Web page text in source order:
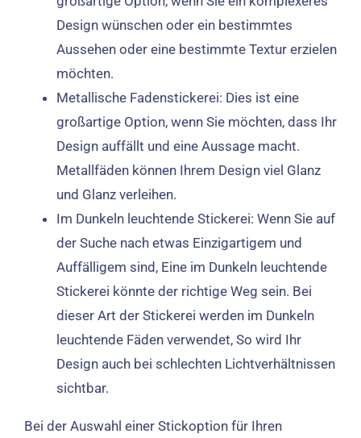
Design wünschen oder ein bestimmtes
Aussehen oder eine bestimmte Textur erzielen
möchten.
Metallische Fadenstickerei: Dies ist eine
großartige Option, wenn Sie möchten, dass Ihr
Design auffällt und eine Aussage macht.
Metallfäden können Ihrem Design viel Glanz
und Glanz verleihen.
Im Dunkeln leuchtende Stickerei: Wenn Sie auf
der Suche nach etwas Einzigartigem und
Auffälligem sind, Eine im Dunkeln leuchtende
Stickerei könnte der richtige Weg sein. Bei
dieser Art der Stickerei werden im Dunkeln
leuchtende Fäden verwendet, So wird Ihr
Design auch bei schlechten Lichtverhältnissen
sichtbar.
Bei der Auswahl einer Stickoption für Ihren